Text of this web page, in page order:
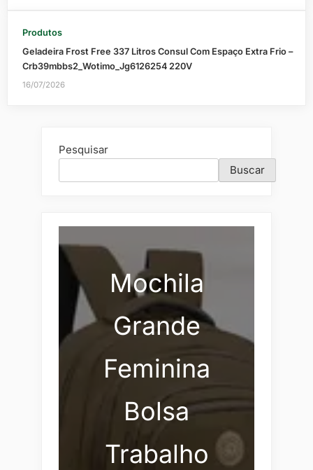
Produtos
Geladeira Frost Free 337 Litros Consul Com Espaço Extra Frio –
Crb39mbbs2_Wotimo_Jg6126254 220V
16/07/2026
Pesquisar
Buscar
Mochila
Grande
Feminina
Bolsa
Trabalho